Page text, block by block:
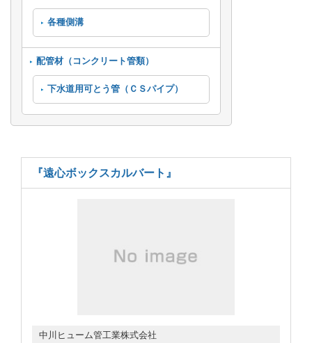
各種側溝
配管材（コンクリート管類）
下水道用可とう管（ＣＳパイプ）
『遠心ボックスカルバート』
中川ヒューム管工業株式会社